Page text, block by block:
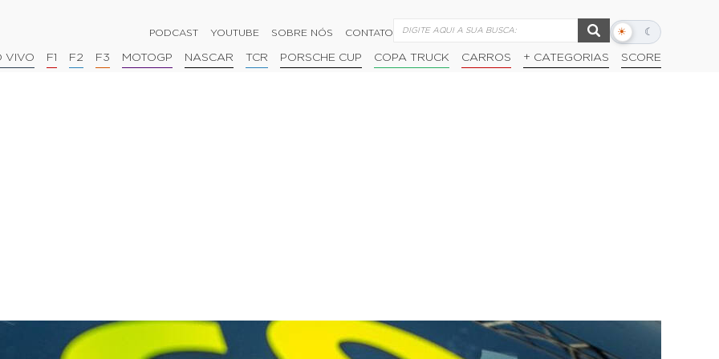
PODCAST YOUTUBE SOBRE NÓS CONTATO ☀ ☾
Alternar
escuro
VIVO F1 F2 F3 MOTOGP NASCAR TCR PORSCHE CUP COPA TRUCK CARROS + CATEGORIAS SCORE